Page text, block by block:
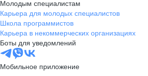
Молодым специалистам
Карьера для молодых специалистов
Школа программистов
Карьера в некоммерческих организациях
Боты для уведомлений
Мобильное приложение